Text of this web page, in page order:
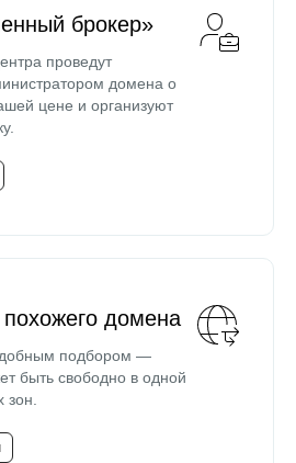
брокер»
проведут
домена о
цене и организуют
похожего домена
подбором —
быть свободно в одной